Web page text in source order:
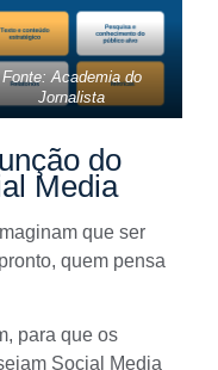
Fonte: Academia do
Jornalista
do
Media
que ser
quem pensa
para que os
Social Media